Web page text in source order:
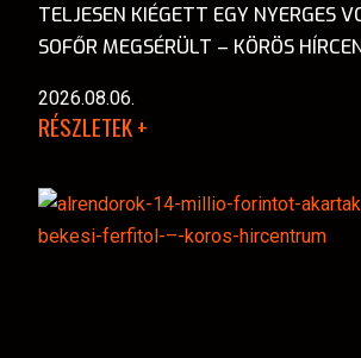
TELJESEN KIÉGETT EGY NYERGES
SOFŐR MEGSÉRÜLT – KÖRÖS
2026.08.06.
RÉSZLETEK +